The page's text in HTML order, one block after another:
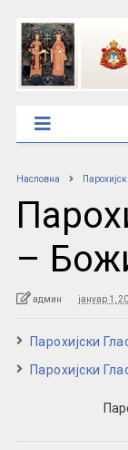
Насловна
–
админ јануар 1,
Парохијски
Парохијски